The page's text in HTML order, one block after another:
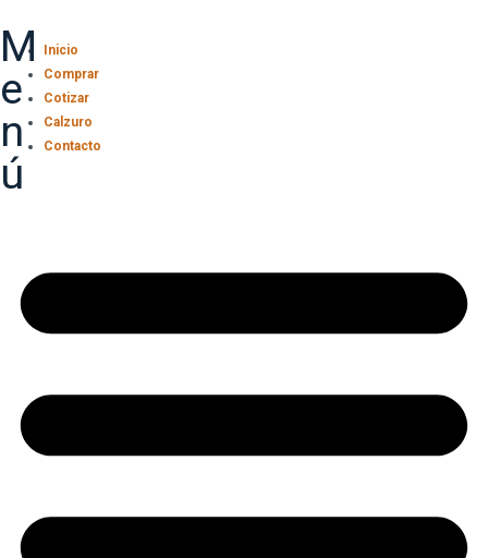
M
e
n
ú
Inicio
Comprar
Cotizar
Calzuro
Contacto